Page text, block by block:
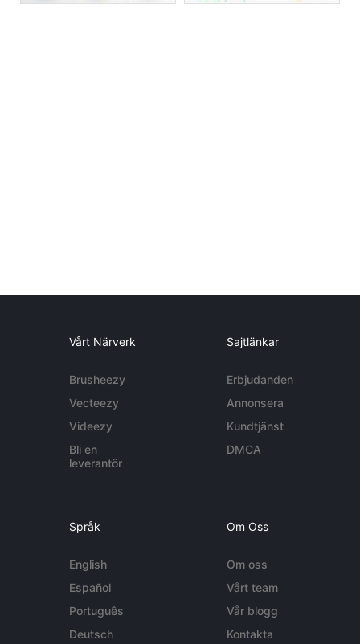
Vårt Närverk
Brusheezy
Vecteezy
Videezy
Bli en
leverantör
Sajtlänkar
Erbjudanden
Annonsera
Kundtjänst
DMCA
Språk
English
Español
Português
Deutsch
Om Oss
Om oss
Vårt team
Vår blogg
Kontakta